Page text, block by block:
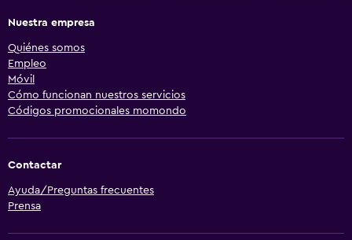
Nuestra empresa
Quiénes somos
Empleo
Móvil
Cómo funcionan nuestros servicios
Códigos promocionales momondo
Contactar
Ayuda/Preguntas frecuentes
Prensa